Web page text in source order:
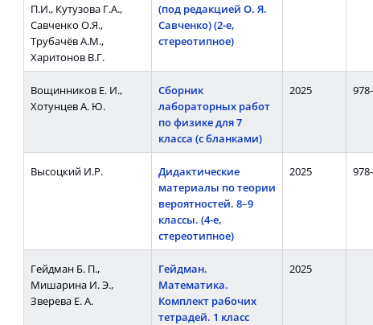
П.И., Кутузова Г.А.,
Савченко О.Я.,
Трубачёв А.М.,
Харитонов В.Г.
(под редакцией О. Я.
Савченко) (2-е,
стереотипное)
Вощинников Е. И.,
Хотунцев А. Ю.
Сборник
лабораторных работ
по физике для 7
класса (c бланками)
2025
Высоцкий И.Р.
Дидактические
материалы по теории
вероятностей. 8–9
классы. (4-е,
стереотипное)
2025
Гейдман Б. П.,
Мишарина И. Э.,
Зверева Е. А.
Гейдман.
Математика.
Комплект рабочих
тетрадей. 1 класс
2025